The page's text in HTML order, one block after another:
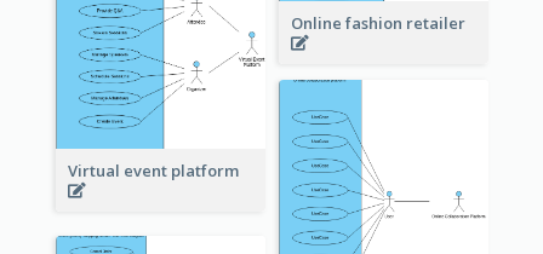
Online fashion retailer
Virtual event platform